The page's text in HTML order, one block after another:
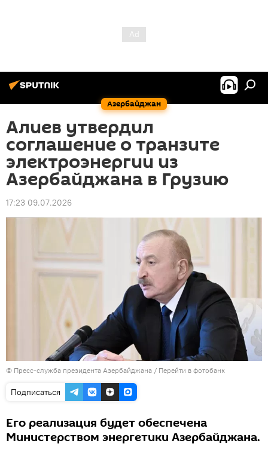
Азербайджан
Алиев утвердил
соглашение о транзите
электроэнергии из
Азербайджана в Грузию
17:23 09.07.2026
© Пресс-служба президента Азербайджана / Перейти в фотобанк
Подписаться
Его реализация будет обеспечена
Министерством энергетики Азербайджана.